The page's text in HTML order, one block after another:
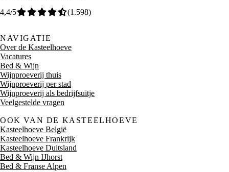
4,4/5 (1.598)
NAVIGATIE
Over de Kasteelhoeve
Vacatures
Bed & Wijn
Wijnproeverij thuis
Wijnproeverij per stad
Wijnproeverij als bedrijfsuitje
Veelgestelde vragen
OOK VAN DE KASTEELHOEVE
Kasteelhoeve België
Kasteelhoeve Frankrijk
Kasteelhoeve Duitsland
Bed & Wijn IJhorst
Bed & Franse Alpen